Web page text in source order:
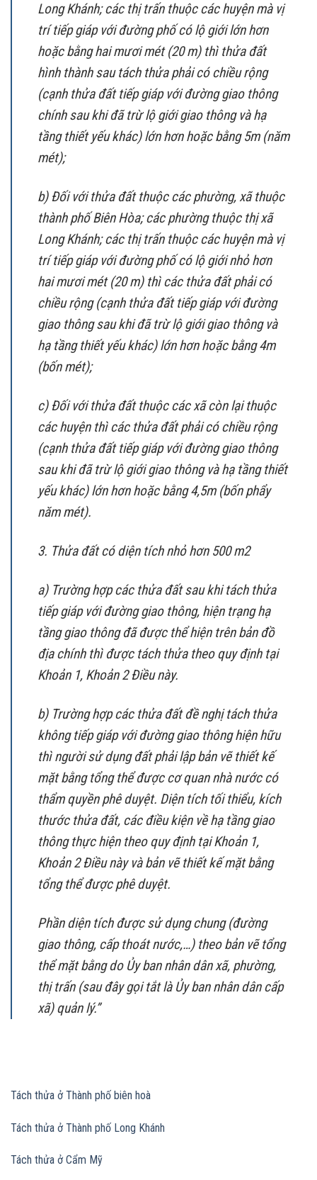
Long Khánh; các thị trấn thuộc các huyện mà vị
trí tiếp giáp với đường phố có lộ giới lớn hơn
hoặc bằng hai mươi mét (20 m) thì thửa đất
hình thành sau tách thửa phải có chiều rộng
(cạnh thửa đất tiếp giáp với đường giao thông
chính sau khi đã trừ lộ giới giao thông và hạ
tầng thiết yếu khác) lớn hơn hoặc bằng 5m (năm
mét);
b) Đối với thửa đất thuộc các phường, xã thuộc
thành phố Biên Hòa; các phường thuộc thị xã
Long Khánh; các thị trấn thuộc các huyện mà vị
trí tiếp giáp với đường phố có lộ giới nhỏ hơn
hai mươi mét (20 m) thì các thửa đất phải có
chiều rộng (cạnh thửa đất tiếp giáp với đường
giao thông sau khi đã trừ lộ giới giao thông và
hạ tầng thiết yếu khác) lớn hơn hoặc bằng 4m
(bốn mét);
c) Đối với thửa đất thuộc các xã còn lại thuộc
các huyện thì các thửa đất phải có chiều rộng
(cạnh thửa đất tiếp giáp với đường giao thông
sau khi đã trừ lộ giới giao thông và hạ tầng thiết
yếu khác) lớn hơn hoặc bằng 4,5m (bốn phẩy
năm mét).
3. Thửa đất có diện tích nhỏ hơn 500 m2
a) Trường hợp các thửa đất sau khi tách thửa
tiếp giáp với đường giao thông, hiện trạng hạ
tầng giao thông đã được thể hiện trên bản đồ
địa chính thì được tách thửa theo quy định tại
Khoản 1, Khoản 2 Điều này.
b) Trường hợp các thửa đất đề nghị tách thửa
không tiếp giáp với đường giao thông hiện hữu
thì người sử dụng đất phải lập bản vẽ thiết kế
mặt bằng tổng thể được cơ quan nhà nước có
thẩm quyền phê duyệt. Diện tích tối thiểu, kích
thước thửa đất, các điều kiện về hạ tầng giao
thông thực hiện theo quy định tại Khoản 1,
Khoản 2 Điều này và bản vẽ thiết kế mặt bằng
tổng thể được phê duyệt.
Phần diện tích được sử dụng chung (đường
giao thông, cấp thoát nước,…) theo bản vẽ tổng
thể mặt bằng do Ủy ban nhân dân xã, phường,
thị trấn (sau đây gọi tắt là Ủy ban nhân dân cấp
xã) quản lý.”
Tách thửa ở Thành phố biên hoà
Tách thửa ở Thành phố Long Khánh
Tách thửa ở Cẩm Mỹ